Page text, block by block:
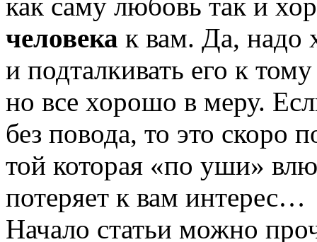
человека к вам. Да, надо
и подталкивать его к
но все хорошо в меру.
без повода, то это скоро
той которая «по уши»
потеряет к вам интерес…
Начало статьи можно